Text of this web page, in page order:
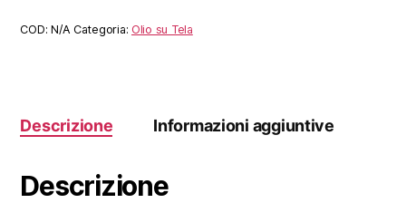
quantità
COD:N/A Categoria: Olio su Tela
Descrizione Informazioni aggiuntive
Descrizione